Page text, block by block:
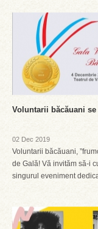
Voluntarii băcăuani
02 Dec 2019
Voluntarii băcăuani,
de Gală! Vă invităm să-i
singurul eveniment